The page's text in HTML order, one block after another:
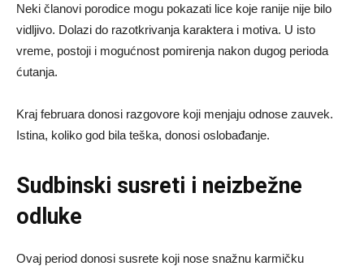
Neki članovi porodice mogu pokazati lice koje ranije nije bilo
vidljivo. Dolazi do razotkrivanja karaktera i motiva. U isto
vreme, postoji i mogućnost pomirenja nakon dugog perioda
ćutanja.
Kraj februara donosi razgovore koji menjaju odnose zauvek.
Istina, koliko god bila teška, donosi oslobađanje.
Sudbinski susreti i neizbežne
odluke
Ovaj period donosi susrete koji nose snažnu karmičku